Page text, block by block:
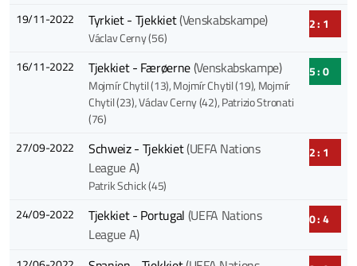
19/11-2022 Tyrkiet - Tjekkiet(Venskabskampe)
Václav Cerny (56)
2 : 1
16/11-2022 Tjekkiet - Færøerne(Venskabskampe)
Mojmír Chytil (13), Mojmír Chytil (19), Mojmír
Chytil (23), Václav Cerny (42), Patrizio Stronati
(76)
5 : 0
27/09-2022 Schweiz - Tjekkiet(UEFA Nations
League A)
Patrik Schick (45)
2 : 1
24/09-2022 Tjekkiet - Portugal (UEFA Nations
League A)
0 : 4